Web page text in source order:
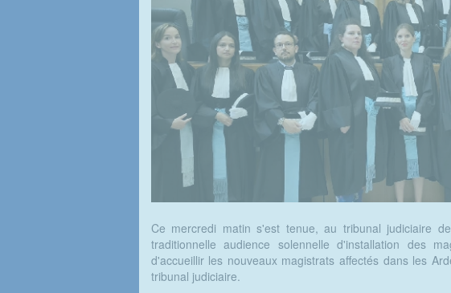
Ce mercredi matin s'est tenue, au tribunal judiciaire
traditionnelle audience solennelle d'installation des
d'accueillir les nouveaux magistrats affectés dans les
tribunal judiciaire.